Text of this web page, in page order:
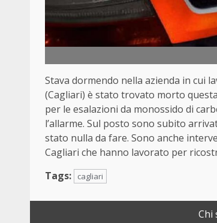
Stava dormendo nella azienda in cui
(Cagliari) è stato trovato morto
per le esalazioni da monossido di
l’allarme. Sul posto sono subito
stato nulla da fare. Sono anche
Cagliari che hanno lavorato per
Tags:
cagliari
Chi